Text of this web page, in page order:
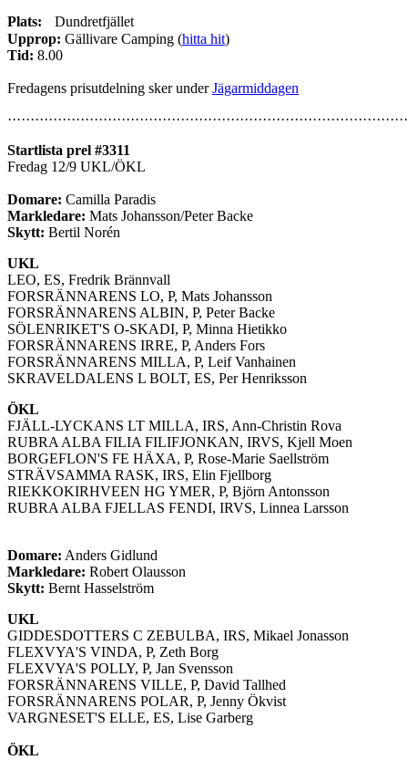
Plats: Dundretfjället
Upprop: Gällivare Camping (hitta hit)
Tid: 8.00
Fredagens prisutdelning sker underJägarmiddagen
Startlista prel #3311
Fredag 12/9 UKL/ÖKL
Domare: Camilla Paradis
Markledare: Mats Johansson/Peter Backe
Skytt: Bertil Norén
UKL
LEO, ES, Fredrik Brännvall
FORSRÄNNARENS LO, P, Mats Johansson
FORSRÄNNARENS ALBIN, P, Peter Backe
SÖLENRIKET'S O-SKADI, P, Minna Hietikko
FORSRÄNNARENS IRRE, P, Anders Fors
FORSRÄNNARENS MILLA, P, Leif Vanhainen
SKRAVELDALENS L BOLT, ES, Per Henriksson
ÖKL
FJÄLL-LYCKANS LT MILLA, IRS, Ann-Christin Rova
RUBRA ALBA FILIA FILIFJONKAN, IRVS, Kjell Moen
BORGEFLON'S FE HÄXA, P, Rose-Marie Saellström
STRÄVSAMMA RASK, IRS, Elin Fjellborg
RIEKKOKIRHVEEN HG YMER, P, Björn Antonsson
RUBRA ALBA FJELLAS FENDI, IRVS, Linnea Larsson
Domare: Anders Gidlund
Markledare: Robert Olausson
Skytt: Bernt Hasselström
UKL
GIDDESDOTTERS C ZEBULBA, IRS, Mikael Jonasson
FLEXVYA'S VINDA, P, Zeth Borg
FLEXVYA'S POLLY, P, Jan Svensson
FORSRÄNNARENS VILLE, P, David Tallhed
FORSRÄNNARENS POLAR, P, Jenny Ökvist
VARGNESET'S ELLE, ES, Lise Garberg
ÖKL